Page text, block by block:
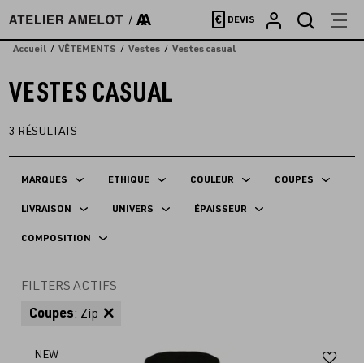
directement
au
€ DEVIS
Accueil VÊTEMENTS Vestes Vestes casual
VESTES CASUAL
3 RÉSULTATS
MARQUES ETHIQUE COULEUR COUPES
LIVRAISON UNIVERS ÉPAISSEUR
COMPOSITION
FILTERS ACTIFS
Coupes: Zip
NEW